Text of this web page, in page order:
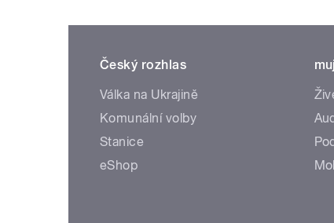
Český rozhlas
Válka na Ukrajině
Komunální volby
Stanice
eShop